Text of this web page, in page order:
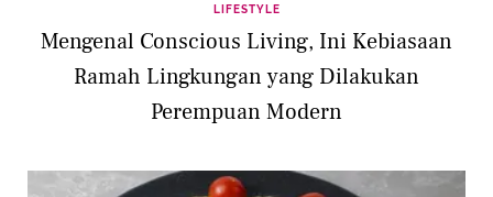
LIFESTYLE
Mengenal Conscious Living, Ini Kebiasaan
Ramah Lingkungan yang Dilakukan
Perempuan Modern